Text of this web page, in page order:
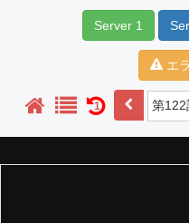
Server 1
エ
1